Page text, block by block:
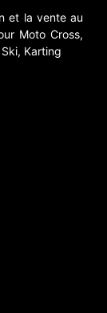
et la vente au
Moto Cross,
Karting